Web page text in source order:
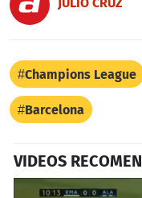
Champions League
Barcelona
VIDEOS